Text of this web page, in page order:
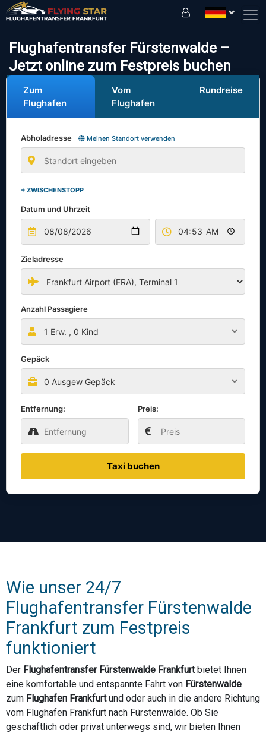
Flughafentransfer Fürstenwalde –
Jetzt online zum Festpreis buchen
Zum
Flughafen
Vom
Flughafen
Rundreise
Abholadresse Meinen Standort verwenden
+ ZWISCHENSTOPP
Datum und Uhrzeit
Zieladresse
Anzahl Passagiere
1 Erw. , 0 Kind
Gepäck
0 Ausgew Gepäck
Entfernung: Preis:
Taxi buchen
Wie unser 24/7
Flughafentransfer Fürstenwalde
Frankfurt zum Festpreis
funktioniert
Der Flughafentransfer Fürstenwalde Frankfurtbietet Ihnen
eine komfortable und entspannte Fahrt von Fürstenwalde
zum Flughafen Frankfurtund oder auch in die andere Richtung
vom Flughafen Frankfurt nach Fürstenwalde. Ob Sie
geschäftlich oder privat unterwegs sind, wir bieten Ihnen